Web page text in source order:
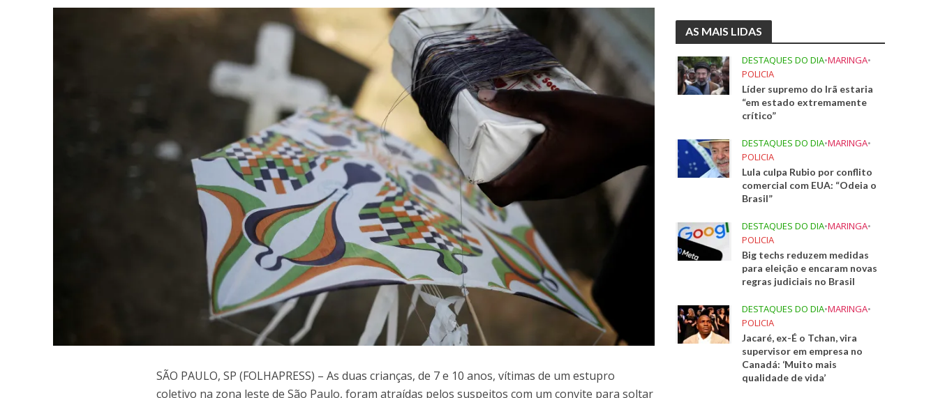
SÃO PAULO, SP (FOLHAPRESS) – As duas crianças, de 7 e 10 anos, vítimas de um estupro
coletivo na zona leste de São Paulo, foram atraídas pelos suspeitos com um convite para soltar
AS MAIS LIDAS
DESTAQUES DO DIA•MARINGA•
POLICIA
Líder supremo do Irã estaria
“em estado extremamente
crítico”
DESTAQUES DO DIA•MARINGA•
POLICIA
Lula culpa Rubio por conflito
comercial com EUA: “Odeia o
Brasil”
DESTAQUES DO DIA•MARINGA•
POLICIA
Big techs reduzem medidas
para eleição e encaram novas
regras judiciais no Brasil
DESTAQUES DO DIA•MARINGA•
POLICIA
Jacaré, ex-É o Tchan, vira
supervisor em empresa no
Canadá: ‘Muito mais
qualidade de vida’